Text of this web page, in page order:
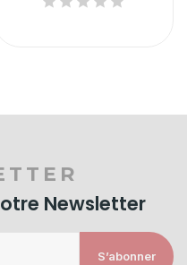
Newsletter
S’abonner